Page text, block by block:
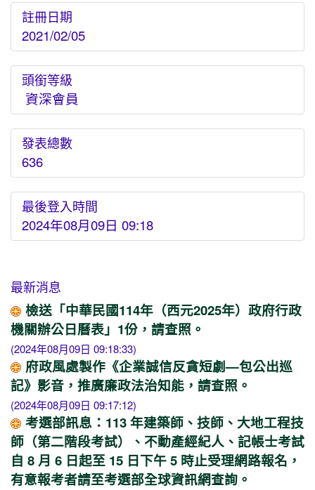
註冊日期
2021/02/05
頭銜等級
資深會員
發表總數
636
最後登入時間
2024年08月09日 09:18
最新消息
檢送「中華民國114年（西元2025年）政府行政
機關辦公日曆表」1份，請查照。
(2024年08月09日 09:18:33)
府政風處製作《企業誠信反貪短劇—包公出巡
記》影音，推廣廉政法治知能，請查照。
(2024年08月09日 09:17:12)
考選部訊息：113 年建築師、技師、大地工程技
師（第二階段考試）、不動產經紀人、記帳士考試
自 8 月 6 日起至 15 日下午 5 時止受理網路報名，
有意報考者請至考選部全球資訊網查詢。